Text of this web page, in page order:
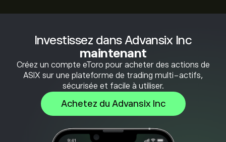
Investissez dans Advansix Inc
maintenant
Créez un compte eToro pour acheter des actions de
ASIX sur une plateforme de trading multi-actifs,
sécurisée et facile à utiliser.
Achetez du Advansix Inc